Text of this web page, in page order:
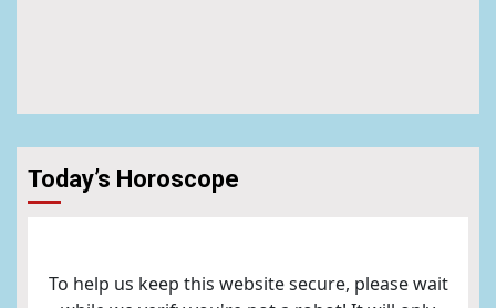
Today’s Horoscope